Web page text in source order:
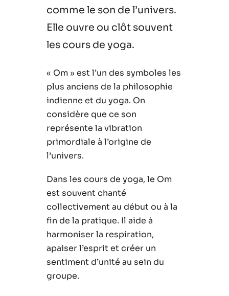
comme le son de l’univers.
Elle ouvre ou clôt souvent
les cours de yoga.
« Om » est l’un des symboles les
plus anciens de la philosophie
indienne et du yoga. On
considère que ce son
représente la vibration
primordiale à l’origine de
l’univers.
Dans les cours de yoga, le Om
est souvent chanté
collectivement au début ou à la
fin de la pratique. Il aide à
harmoniser la respiration,
apaiser l’esprit et créer un
sentiment d’unité au sein du
groupe.